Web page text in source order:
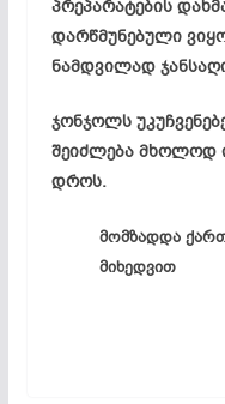
პრეპარატების
დარწმუნებული
ნამდვილად
ჯონჯოლს
შეიძლება მხოლოდ
დროს.
მომზადდა
მიხედვით